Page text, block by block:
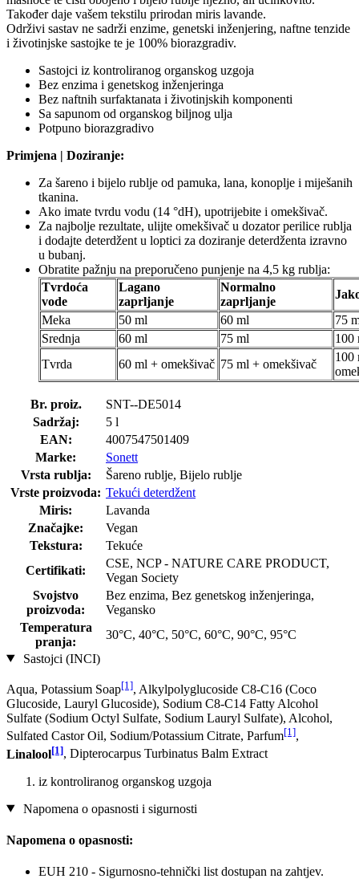
Također daje vašem tekstilu prirodan miris lavande.
Održivi sastav ne sadrži enzime, genetski inženjering, naftne tenzide
i životinjske sastojke te je 100% biorazgradiv.
Sastojci iz kontroliranog organskog uzgoja
Bez enzima i genetskog inženjeringa
Bez naftnih surfaktanata i životinjskih komponenti
Sa sapunom od organskog biljnog ulja
Potpuno biorazgradivo
Primjena | Doziranje:
Za šareno i bijelo rublje od pamuka, lana, konoplje i miješanih
tkanina.
Ako imate tvrdu vodu (14 °dH), upotrijebite i omekšivač.
Za najbolje rezultate, ulijte omekšivač u dozator perilice rublja
i dodajte deterdžent u loptici za doziranje deterdženta izravno
u bubanj.
Obratite pažnju na preporučeno punjenje na 4,5 kg rublja:
Tvrdoća
vode
Lagano
zaprljanje
Normalno
zaprljanje
Meka
50 ml 60 ml
75
Srednja
60 ml 75 ml
100
Tvrda
60 ml + omekšivač 75 ml + omekšivač
100
Br. proiz.
SNT--DE5014
Sadržaj:
5 l
EAN:
4007547501409
Marke:
Sonett
Vrsta rublja:
Šareno rublje, Bijelo rublje
Vrste proizvoda: Tekući deterdžent
Miris:
Lavanda
Značajke:
Vegan
Tekstura:
Tekuće
Certifikati:
CSE, NCP - NATURE CARE PRODUCT,
Vegan Society
Svojstvo
proizvoda:
Bez enzima, Bez genetskog inženjeringa,
Vegansko
Temperatura
pranja:
30°C, 40°C, 50°C, 60°C, 90°C, 95°C
Sastojci (INCI)
Aqua, Potassium Soap[1], Alkylpolyglucoside C8-C16 (Coco
Glucoside, Lauryl Glucoside), Sodium C8-C14 Fatty Alcohol
Sulfate (Sodium Octyl Sulfate, Sodium Lauryl Sulfate), Alcohol,
Sulfated Castor Oil, Sodium/Potassium Citrate, Parfum[1],
Linalool[1], Dipterocarpus Turbinatus Balm Extract
iz kontroliranog organskog uzgoja
Napomena o opasnosti i sigurnosti
Napomena o opasnosti:
EUH 210 - Sigurnosno-tehnički list dostupan na zahtjev.